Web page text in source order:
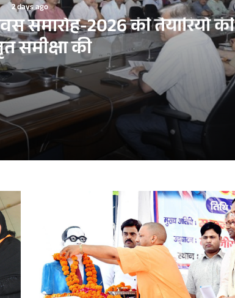
2 days ago
समारोह-2026 की तैयारियों की
समीक्षा की
की विस्तृत समीक्षा की
करें सुनिश्चित : एस.पी. गोयल
ने हासिल किया संयुक्त राष्ट्र का छठवां सतत विकास लक्ष्य